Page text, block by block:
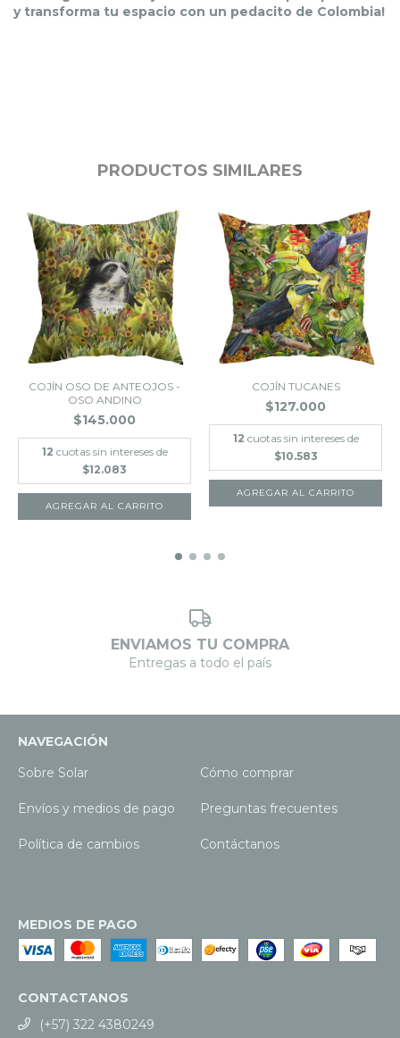
y transforma tu espacio con un pedacito de Colombia!
PRODUCTOS SIMILARES
COJÍN OSO DE ANTEOJOS -
OSO ANDINO
$145.000
12 cuotas sin intereses de
$12.083
AGREGAR AL CARRITO
COJÍN TUCANES
$127.000
12 cuotas sin intereses de
$10.583
AGREGAR AL CARRITO
ENVIAMOS TU COMPRA
Entregas a todo el país
NAVEGACIÓN
Sobre Solar
Cómo comprar
Envíos y medios de pago Preguntas frecuentes
Política de cambios Contáctanos
MEDIOS DE PAGO
CONTACTANOS
(+57) 322 4380249